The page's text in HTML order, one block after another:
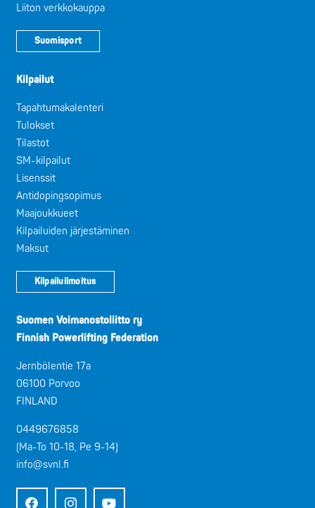
Liiton verkkokauppa
Suomisport
Kilpailut
Tapahtumakalenteri
Tulokset
Tilastot
SM-kilpailut
Lisenssit
Antidopingsopimus
Maajoukkueet
Kilpailuiden järjestäminen
Maksut
Kilpailuilmoitus
Suomen Voimanostoliitto ry
Finnish Powerlifting Federation
Jernbölentie 17a
06100 Porvoo
FINLAND
0449676858
(Ma-To 10-18, Pe 9-14)
info@svnl.fi